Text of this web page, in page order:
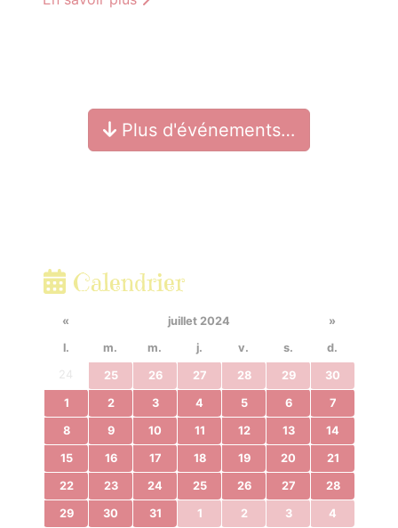
Plus d'événements…
Calendrier
« juillet 2024
»
l.
m. m. j. v. s.
d.
24
25 26 27 28 29 30
1 2 3 4 5 6 7
8 9 10 11 12 13 14
15 16 17 18 19 20 21
22 23 24 25 26 27 28
29 30 31 1 2 3 4